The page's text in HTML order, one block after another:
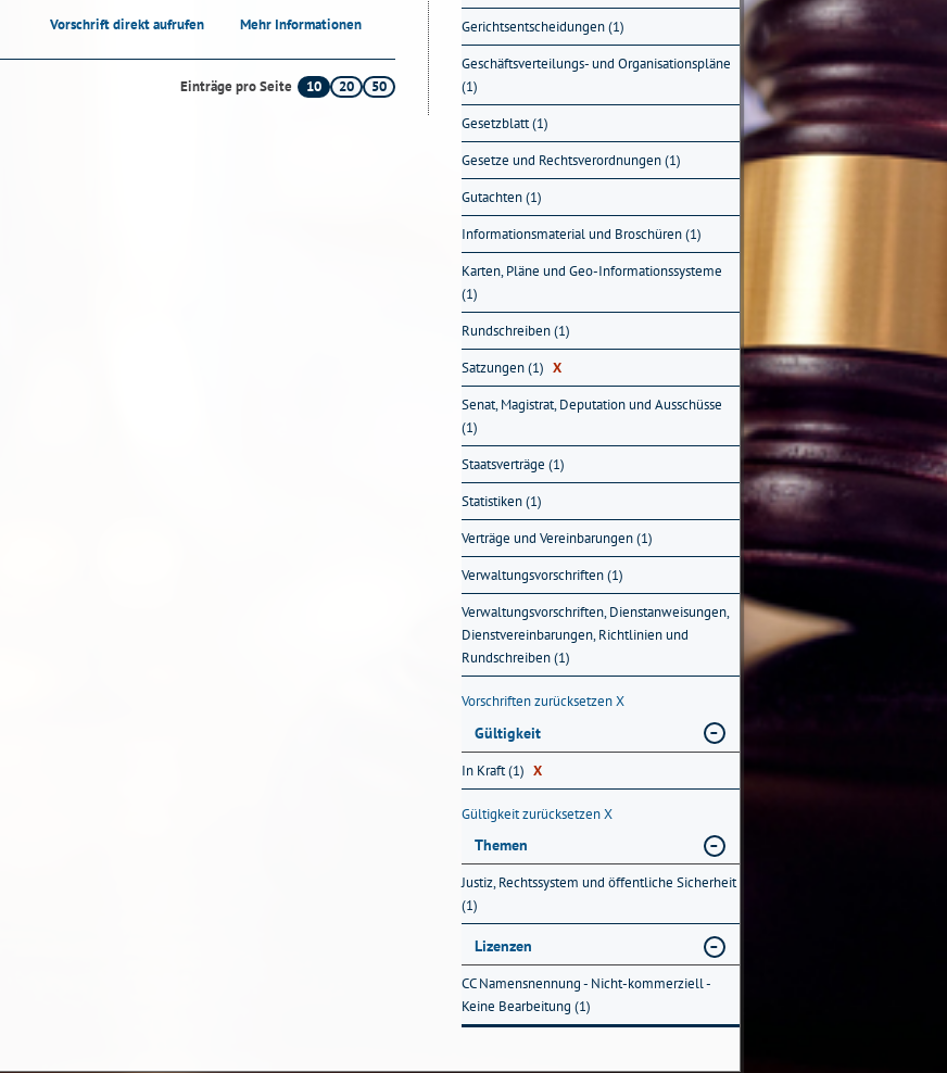
Vorschrift direkt aufrufen Mehr Informationen
Einträge pro Seite 10 20 50
Gerichtsentscheidungen (1)
Geschäftsverteilungs- und Organisationspläne
(1)
Gesetzblatt (1)
Gesetze und Rechtsverordnungen (1)
Gutachten (1)
Informationsmaterial und Broschüren (1)
Karten, Pläne und Geo-Informationssysteme
(1)
Rundschreiben (1)
Satzungen (1) X
Senat, Magistrat, Deputation und Ausschüsse
(1)
Staatsverträge (1)
Statistiken (1)
Verträge und Vereinbarungen (1)
Verwaltungsvorschriften (1)
Verwaltungsvorschriften, Dienstanweisungen,
Dienstvereinbarungen, Richtlinien und
Rundschreiben (1)
Vorschriften zurücksetzenX
Gültigkeit
In Kraft (1) X
Gültigkeit zurücksetzenX
Themen
Justiz, Rechtssystem und öffentliche Sicherheit
(1)
Lizenzen
CC Namensnennung - Nicht-kommerziell -
Keine Bearbeitung (1)